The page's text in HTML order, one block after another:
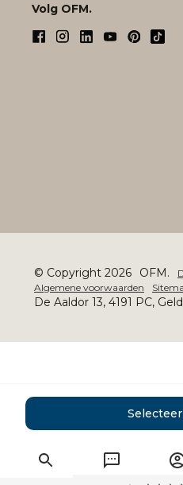
Volg OFM.
© Copyright 2026 OFM.
Algemene voorwaarden
De Aaldor 13, 4191 PC,